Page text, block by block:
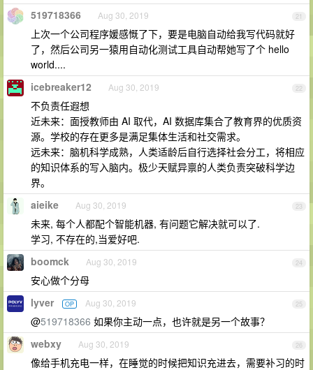
21
519718366 Aug 30, 2019
上次一个公司程序媛感慨了下，要是电脑自动给我写代码就好
了，然后公司另一猿用自动化测试工具自动帮她写了个 hello
world....
22
icebreaker12 Aug 30, 2019
不负责任遐想
近未来：面授教师由 AI 取代，AI 数据库集合了教育界的优质资
源。学校的存在更多是满足集体生活和社交需求。
远未来：脑机科学成熟，人类适龄后自行选择社会分工，将相应
的知识体系的写入脑内。极少天赋异禀的人类负责突破科学边
界。
23
aieike Aug 30, 2019
未来, 每个人都配个智能机器, 有问题它解决就可以了.
学习, 不存在的,当爱好吧.
24
boomck Aug 30, 2019
安心做个分母
25
lyver OP Aug 30, 2019
@519718366 如果你主动一点，也许就是另一个故事？
26
webxy Aug 30, 2019
像给手机充电一样，在睡觉的时候把知识充进去，需要补习的时